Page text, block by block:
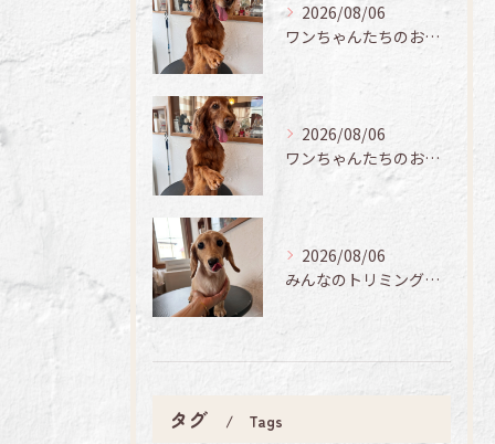
2026/08/06
ワンちゃんたちのお手入れ日記🐶✨
2026/08/06
ワンちゃんたちのお手入れ日記🐶✨
2026/08/06
みんなのトリミング日記🌟
タグ Tags